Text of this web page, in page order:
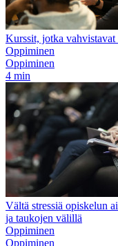
Kurssit, jotka
Oppiminen
Oppiminen
4 min
Vältä stressiä opiskelun
ja taukojen välillä
Oppiminen
Oppiminen